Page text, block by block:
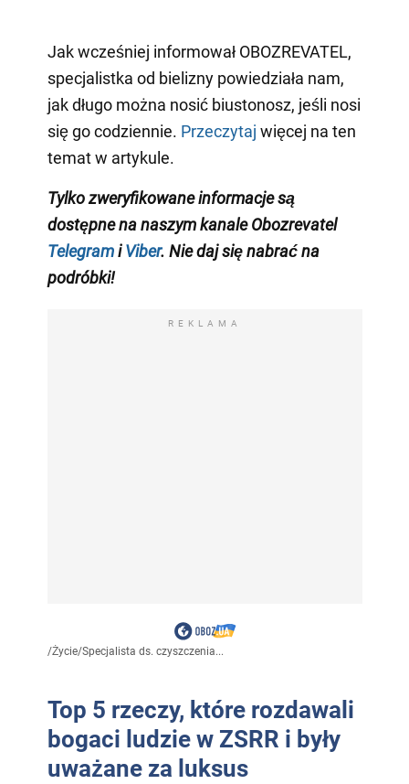
Jak wcześniej informował OBOZREVATEL,
specjalistka od bielizny powiedziała nam,
jak długo można nosić biustonosz, jeśli nosi
się go codziennie. Przeczytaj więcej na ten
temat w artykule.
Tylko zweryfikowane informacje są
dostępne na naszym kanale Obozrevatel
TelegramiViber. Nie daj się nabrać na
podróbki!
REKLAMA
/Życie/Specjalista ds. czyszczenia...
Top 5 rzeczy, które rozdawali
bogaci ludzie w ZSRR i były
uważane za luksus